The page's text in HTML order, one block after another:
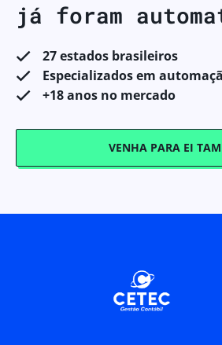
já foram
27 estados brasileiros
Especializados em
+18 anos no mercado
VENHA PARA EI